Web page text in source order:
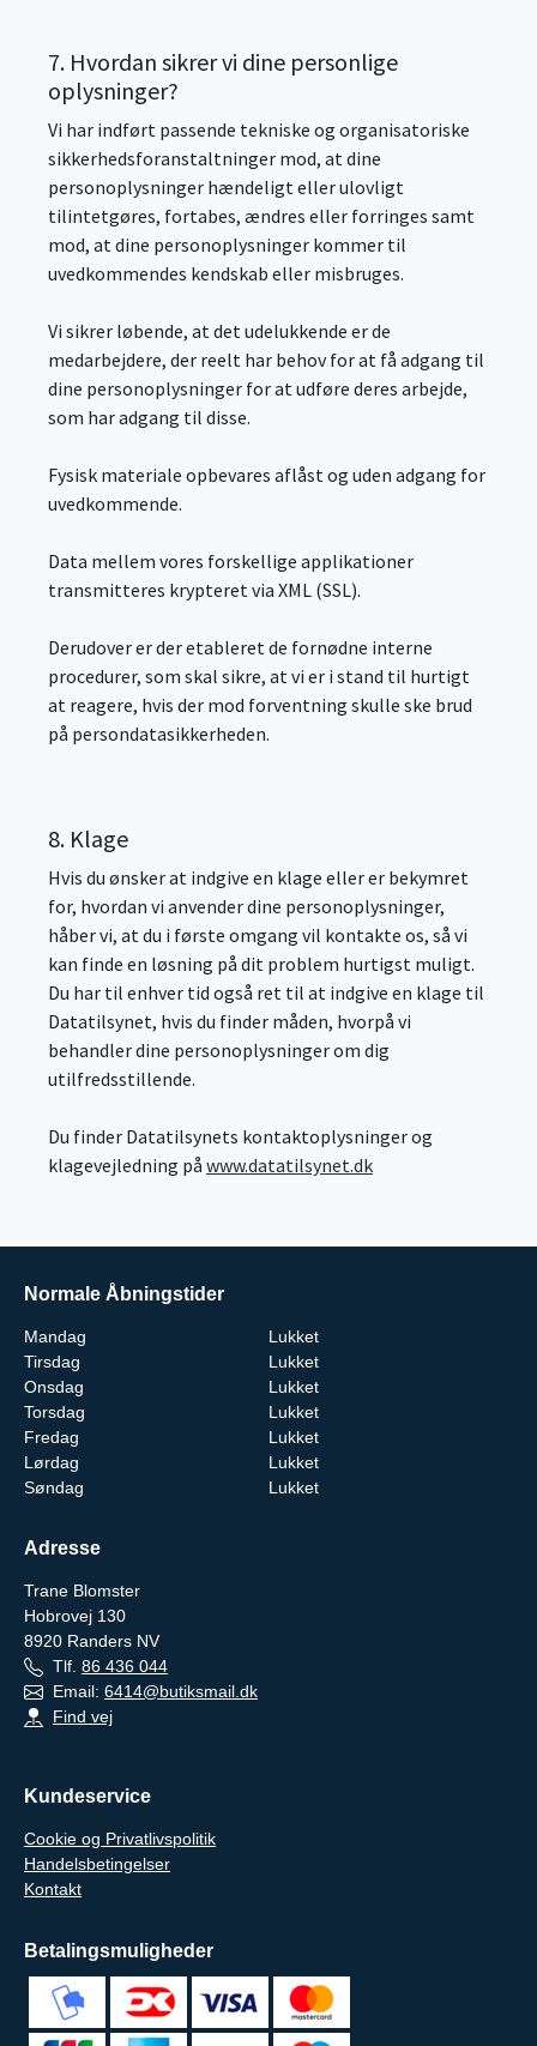
7. Hvordan sikrer vi dine personlige
oplysninger?
Vi har indført passende tekniske og organisatoriske
sikkerhedsforanstaltninger mod, at dine
personoplysninger hændeligt eller ulovligt
tilintetgøres, fortabes, ændres eller forringes samt
mod, at dine personoplysninger kommer til
uvedkommendes kendskab eller misbruges.
Vi sikrer løbende, at det udelukkende er de
medarbejdere, der reelt har behov for at få adgang til
dine personoplysninger for at udføre deres arbejde,
som har adgang til disse.
Fysisk materiale opbevares aflåst og uden adgang for
uvedkommende.
Data mellem vores forskellige applikationer
transmitteres krypteret via XML (SSL).
Derudover er der etableret de fornødne interne
procedurer, som skal sikre, at vi er i stand til hurtigt
at reagere, hvis der mod forventning skulle ske brud
på persondatasikkerheden.
8. Klage
Hvis du ønsker at indgive en klage eller er bekymret
for, hvordan vi anvender dine personoplysninger,
håber vi, at du i første omgang vil kontakte os, så vi
kan finde en løsning på dit problem hurtigst muligt.
Du har til enhver tid også ret til at indgive en klage til
Datatilsynet, hvis du finder måden, hvorpå vi
behandler dine personoplysninger om dig
utilfredsstillende.
Du finder Datatilsynets kontaktoplysninger og
klagevejledning på www.datatilsynet.dk
Normale Åbningstider
Mandag
Lukket
Tirsdag
Lukket
Onsdag
Lukket
Torsdag
Lukket
Fredag
Lukket
Lørdag
Lukket
Søndag
Lukket
Adresse
Trane Blomster
Hobrovej 130
8920 Randers NV
Tlf. 86 436 044
Email: 6414@butiksmail.dk
Find vej
Kundeservice
Cookie og Privatlivspolitik
Handelsbetingelser
Kontakt
Betalingsmuligheder